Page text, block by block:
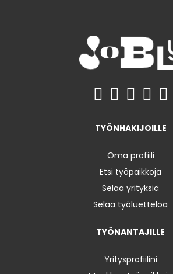
TYÖNHAKIJOILLE
Oma profiili
Etsi työpaikkoja
Selaa yrityksiä
Selaa työluetteloa
TYÖNANTAJILLE
Yritysprofiilini